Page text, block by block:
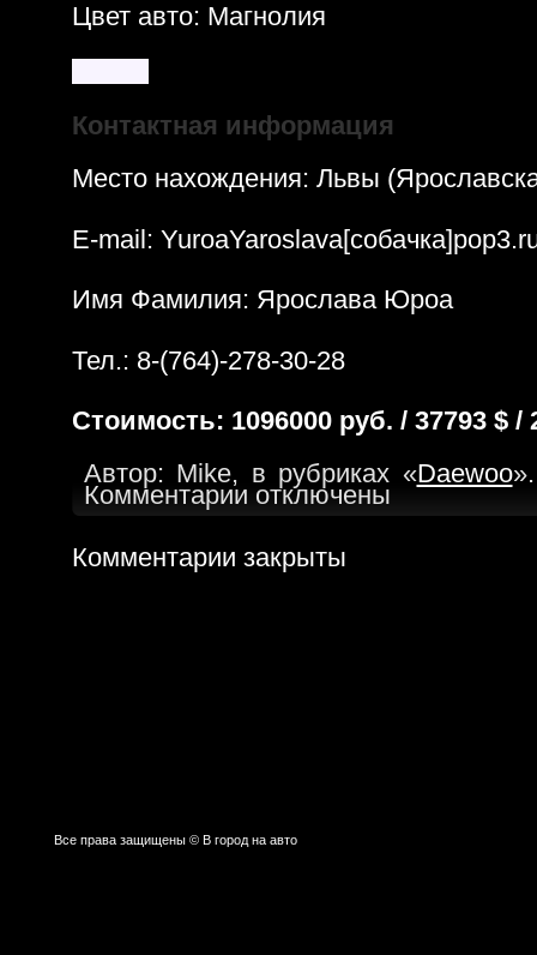
Цвет авто: Магнолия
Контактная информация
Место нахождения: Львы
E-mail:
Имя Фамилия: Ярослава Юроа
Тел.: 8-(764)-278-30-28
Стоимость: 1096000 руб. / 37793 $ /
Автор: Mike, в рубриках «Daewoo
Комментарии отключены
Комментарии закрыты
Все права защищены © В город на авто